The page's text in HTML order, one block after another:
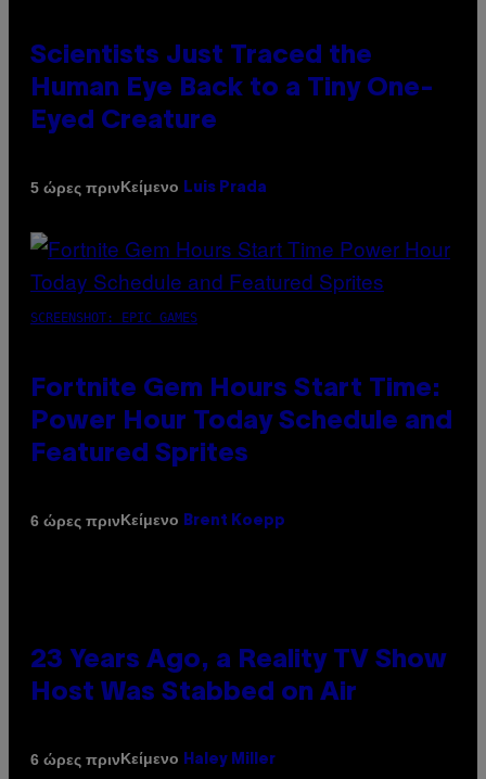
Scientists Just Traced the
Human Eye Back to a Tiny One-
Eyed Creature
5 ώρες πρινΚείμενο Luis Prada
SCREENSHOT: EPIC GAMES
Fortnite Gem Hours Start Time:
Power Hour Today Schedule and
Featured Sprites
6 ώρες πρινΚείμενο Brent Koepp
23 Years Ago, a Reality TV Show
Host Was Stabbed on Air
6 ώρες πρινΚείμενο Haley Miller